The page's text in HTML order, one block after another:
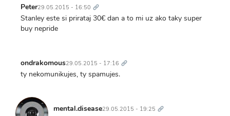
Peter29.05.2015 - 16:50 odkaz
Stanley este si prirataj 30€ dan a to mi uz ako taky super
buy nepride
ondrakomous29.05.2015 - 17:16 odkaz
ty nekomunikujes, ty spamujes.
mental.disease29.05.2015 - 19:25 odkaz